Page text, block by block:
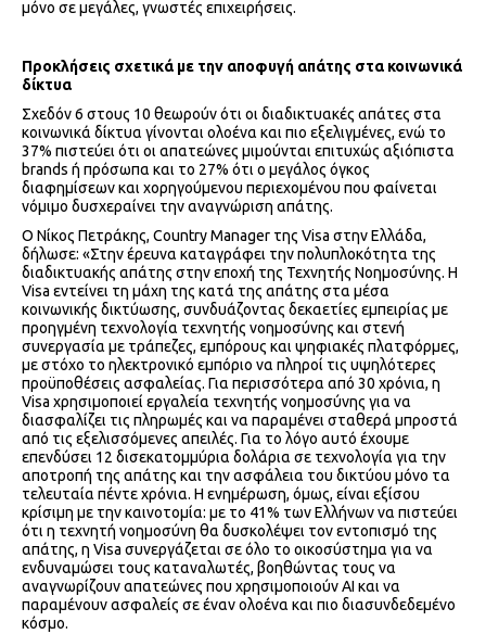
μόνο σε μεγάλες, γνωστές επιχειρήσεις.
Προκλήσεις σχετικά με την αποφυγή απάτης στα κοινωνικά
δίκτυα
Σχεδόν 6 στους 10 θεωρούν ότι οι διαδικτυακές απάτες στα
κοινωνικά δίκτυα γίνονται ολοένα και πιο εξελιγμένες, ενώ το
37% πιστεύει ότι οι απατεώνες μιμούνται επιτυχώς αξιόπιστα
brands ή πρόσωπα και το 27% ότι ο μεγάλος όγκος
διαφημίσεων και χορηγούμενου περιεχομένου που φαίνεται
νόμιμο δυσχεραίνει την αναγνώριση απάτης.
Ο Νίκος Πετράκης, Country Manager της Visa στην Ελλάδα,
δήλωσε: «Στην έρευνα καταγράφει την πολυπλοκότητα της
διαδικτυακής απάτης στην εποχή της Τεχνητής Νοημοσύνης. Η
Visa εντείνει τη μάχη της κατά της απάτης στα μέσα
κοινωνικής δικτύωσης, συνδυάζοντας δεκαετίες εμπειρίας με
προηγμένη τεχνολογία τεχνητής νοημοσύνης και στενή
συνεργασία με τράπεζες, εμπόρους και ψηφιακές πλατφόρμες,
με στόχο το ηλεκτρονικό εμπόριο να πληροί τις υψηλότερες
προϋποθέσεις ασφαλείας. Για περισσότερα από 30 χρόνια, η
Visa χρησιμοποιεί εργαλεία τεχνητής νοημοσύνης για να
διασφαλίζει τις πληρωμές και να παραμένει σταθερά μπροστά
από τις εξελισσόμενες απειλές. Για το λόγο αυτό έχουμε
επενδύσει 12 δισεκατομμύρια δολάρια σε τεχνολογία για την
αποτροπή της απάτης και την ασφάλεια του δικτύου μόνο τα
τελευταία πέντε χρόνια. Η ενημέρωση, όμως, είναι εξίσου
κρίσιμη με την καινοτομία: με το 41% των Ελλήνων να πιστεύει
ότι η τεχνητή νοημοσύνη θα δυσκολέψει τον εντοπισμό της
απάτης, η Visa συνεργάζεται σε όλο το οικοσύστημα για να
ενδυναμώσει τους καταναλωτές, βοηθώντας τους να
αναγνωρίζουν απατεώνες που χρησιμοποιούν AI και να
παραμένουν ασφαλείς σε έναν ολοένα και πιο διασυνδεδεμένο
κόσμο.